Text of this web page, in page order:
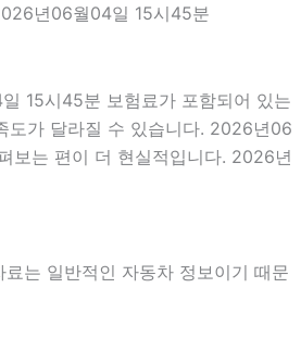
년06월04일 15시45분
15시45분 보험료가 포함되어 있는
도가 달라질 수 있습니다. 2026년06
보는 편이 더 현실적입니다. 2026년
는 일반적인 자동차 정보이기 때문